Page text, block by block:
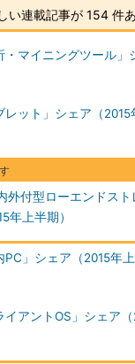
い連載記事が 154 件
・マイニングツール」
レット」シェア（2015
外付型ローエンドス
年上半期）
PC」シェア（2015年上
イアントOS」シェア（